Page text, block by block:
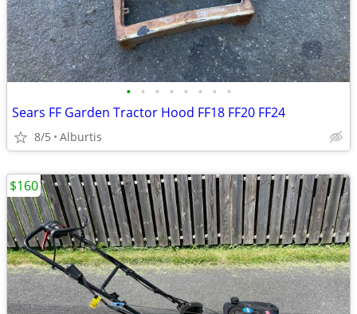
• • • • • • • •
Sears FF Garden Tractor Hood FF18 FF20 FF24
8/5 Alburtis
$160